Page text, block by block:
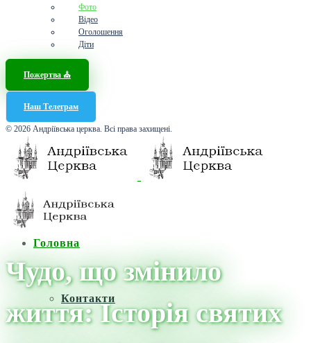
Фото
Відео
Оголошення
Діти
Пожертва ⛪️
Наш Телеграм
© 2026 Андріївська церква. Всі права захищені.
Головна
Контакти
Чудо, що змінило
життя: Історія святих